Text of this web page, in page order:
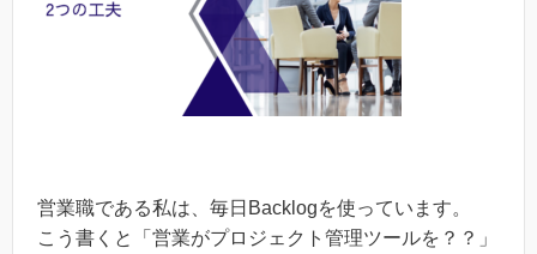
営業職である私は、毎日Backlogを使っています。
こう書くと「営業がプロジェクト管理ツールを？？」